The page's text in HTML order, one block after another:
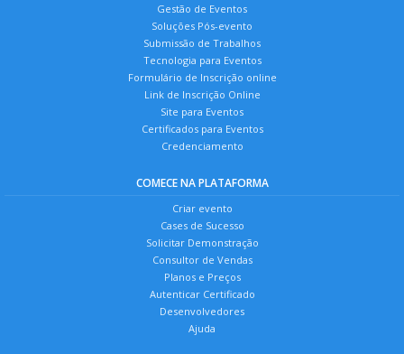
Gestão de Eventos
Soluções Pós-evento
Submissão de Trabalhos
Tecnologia para Eventos
Formulário de Inscrição online
Link de Inscrição Online
Site para Eventos
Certificados para Eventos
Credenciamento
COMECE NA PLATAFORMA
Criar evento
Cases de Sucesso
Solicitar Demonstração
Consultor de Vendas
Planos e Preços
Autenticar Certificado
Desenvolvedores
Ajuda